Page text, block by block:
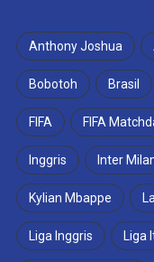
Anthony Joshua
Bobotoh Brasil
FIFA FIFA
Inggris Inter
Kylian Mbappe
Liga Inggris Liga